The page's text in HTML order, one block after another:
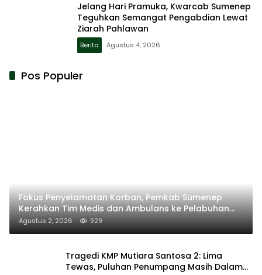
Jelang Hari Pramuka, Kwarcab Sumenep
Teguhkan Semangat Pengabdian Lewat
Ziarah Pahlawan
Berita Agustus 4, 2026
Pos Populer
Fokus Penyelamatan Korban, Pemkab Sumenep
Kerahkan Tim Medis dan Ambulans ke Pelabuhan
Kalianget
Agustus 2, 2026 929
Tragedi KMP Mutiara Santosa 2: Lima
Tewas, Puluhan Penumpang Masih Dalam